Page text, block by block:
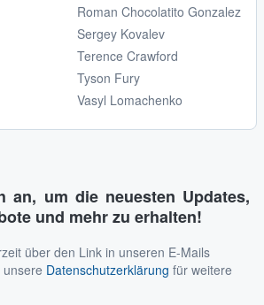
Roman Chocolatito Gonzalez
Sergey Kovalev
Terence Crawford
Tyson Fury
Vasyl Lomachenko
an, um die neuesten Updates,
und mehr zu erhalten!
über den Link in unseren E-Mails
Datenschutzerklärung für weitere